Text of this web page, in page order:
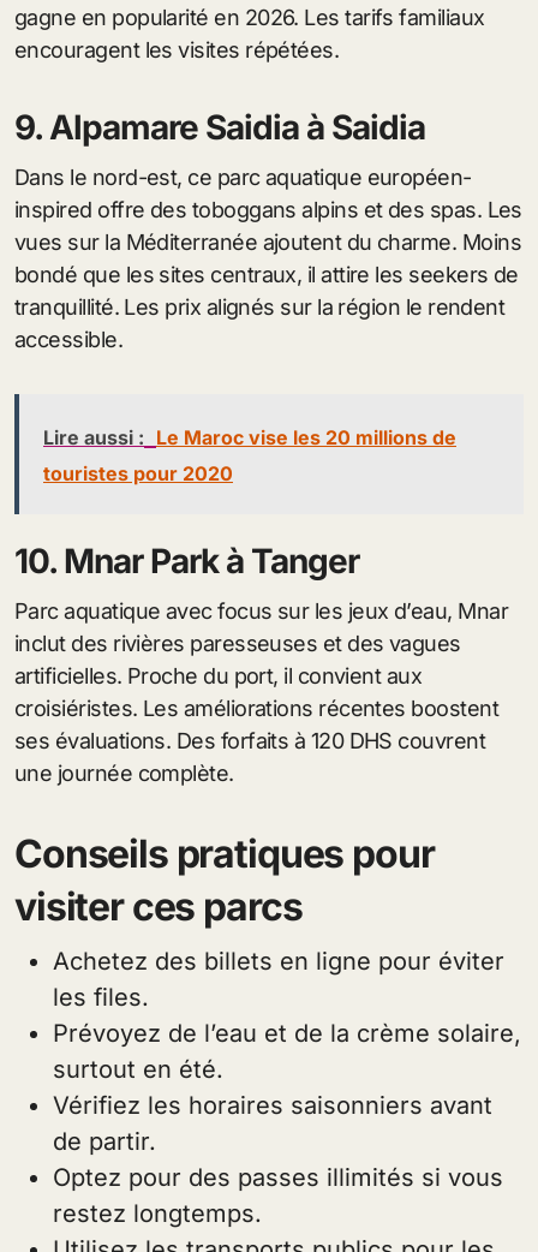
gagne en popularité en 2026. Les tarifs familiaux
encouragent les visites répétées.
9. Alpamare Saidia à Saidia
Dans le nord-est, ce parc aquatique européen-
inspired offre des toboggans alpins et des spas. Les
vues sur la Méditerranée ajoutent du charme. Moins
bondé que les sites centraux, il attire les seekers de
tranquillité. Les prix alignés sur la région le rendent
accessible.
Lire aussi : Le Maroc vise les 20 millions de
touristes pour 2020
10. Mnar Park à Tanger
Parc aquatique avec focus sur les jeux d’eau, Mnar
inclut des rivières paresseuses et des vagues
artificielles. Proche du port, il convient aux
croisiéristes. Les améliorations récentes boostent
ses évaluations. Des forfaits à 120 DHS couvrent
une journée complète.
Conseils pratiques pour
visiter ces parcs
Achetez des billets en ligne pour éviter
les files.
Prévoyez de l’eau et de la crème solaire,
surtout en été.
Vérifiez les horaires saisonniers avant
de partir.
Optez pour des passes illimités si vous
restez longtemps.